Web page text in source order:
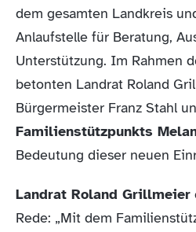
dem gesamten Landkreis
Anlaufstelle für Beratung,
Unterstützung. Im Rahmen
betonten Landrat Roland
Bürgermeister Franz Stahl
Familienstützpunkts
Bedeutung dieser neuen
Landrat Roland Grillmeier
Rede: „Mit dem